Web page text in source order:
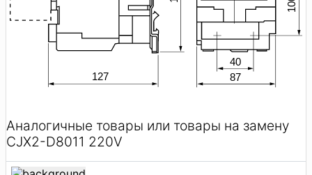
Аналогичные товары или товары на замену
CJX2-D8011 220V